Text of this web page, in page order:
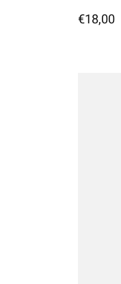
€18,00